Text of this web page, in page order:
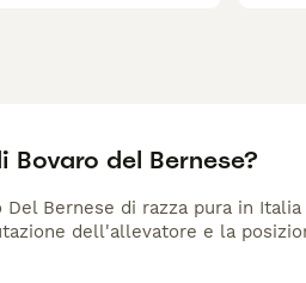
del Bernese?
Bernese di razza pura in
dell'allevatore e la